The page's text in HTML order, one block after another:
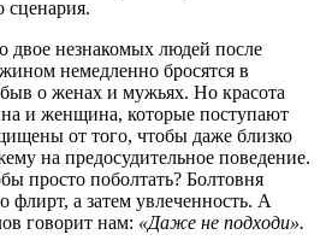
сценария.
двое незнакомых людей после
немедленно бросятся в
о женах и мужьях. Но красота
и женщина, которые поступают
от того, чтобы даже близко
на предосудительное поведение.
просто поболтать? Болтовня
флирт, а затем увлеченность. А
говорит нам: «Даже не подходи».